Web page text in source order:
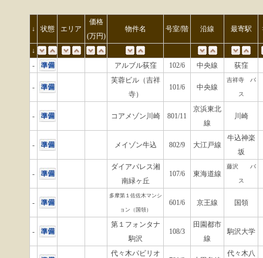
↓ 状態 エリア
価格
(万円)
物件名 号室/階 沿線 最寄駅
↓
-
アルブル荻窪 102/6 中央線 荻窪
-
芙蓉ビル（吉祥
寺）
101/6 中央線
吉祥寺 バ
ス
- コアメゾン川崎 801/11
京浜東北
線
川崎
- メイゾン牛込 802/9 大江戸線
牛込神楽
坂
-
ダイアパレス湘
南緑ヶ丘
107/6 東海道線
藤沢 バ
ス
-
多摩第１佐佐木マンシ
ョン（国領）
601/6 京王線 国領
-
第１フォンタナ
駒沢
108/3
田園都市
線
駒沢大学
代々木パビリオ
代々木八